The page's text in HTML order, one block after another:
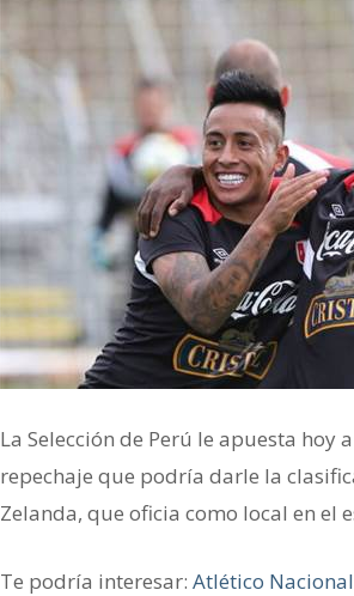
La Selección de Perú le apuesta
repechaje que podría darle la
Zelanda, que oficia como local en el
Te podría interesar: Atlético